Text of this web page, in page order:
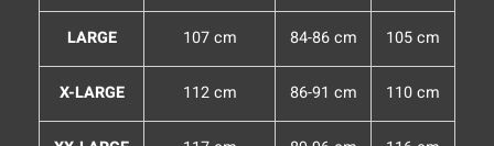
LARGE 107 cm 84-86 cm 105 cm
X-LARGE 112 cm 86-91 cm 110 cm